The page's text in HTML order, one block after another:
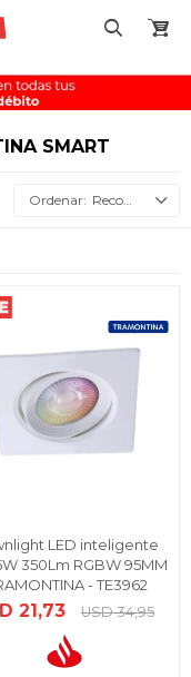
SMART
Recomendados
LED inteligente
350Lm RGBW 95MM
- TE3962
21,73 USD 34,95